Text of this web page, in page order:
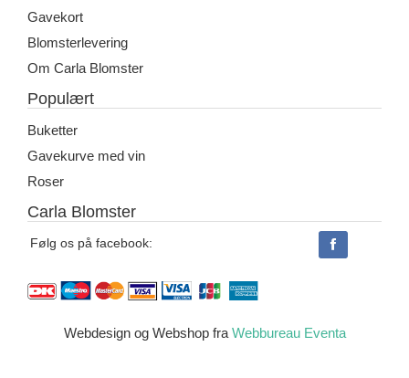
Gavekort
Blomsterlevering
Om Carla Blomster
Populært
Buketter
Gavekurve med vin
Roser
Carla Blomster
Følg os på facebook:
Webdesign og Webshop fra Webbureau Eventa